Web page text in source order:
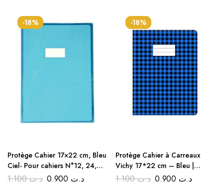
-18%
Protège Cahier 17×22 cm, Bleu
Ciel- Pour cahiers N°12, 24,
48, 72 – Idéal pour la rentrée
د.ت1.100 د.ت
-18%
Protège Cahier à Carreaux
Vichy 17*22 cm – Bleu |
Couvre Livres Rentrée Discount
د.ت1.100 د.ت